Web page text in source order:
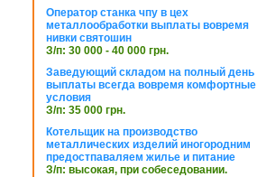
Оператор станка чпу в цех
металлообработки выплаты вовремя
нивки святошин
З/п: 30 000 - 40 000 грн.
Заведующий складом на полный день
выплаты всегда вовремя комфортные
условия
З/п: 35 000 грн.
Котельщик на производство
металлических изделий иногородним
предостпаваляем жилье и питание
З/п: высокая, при собеседовании.